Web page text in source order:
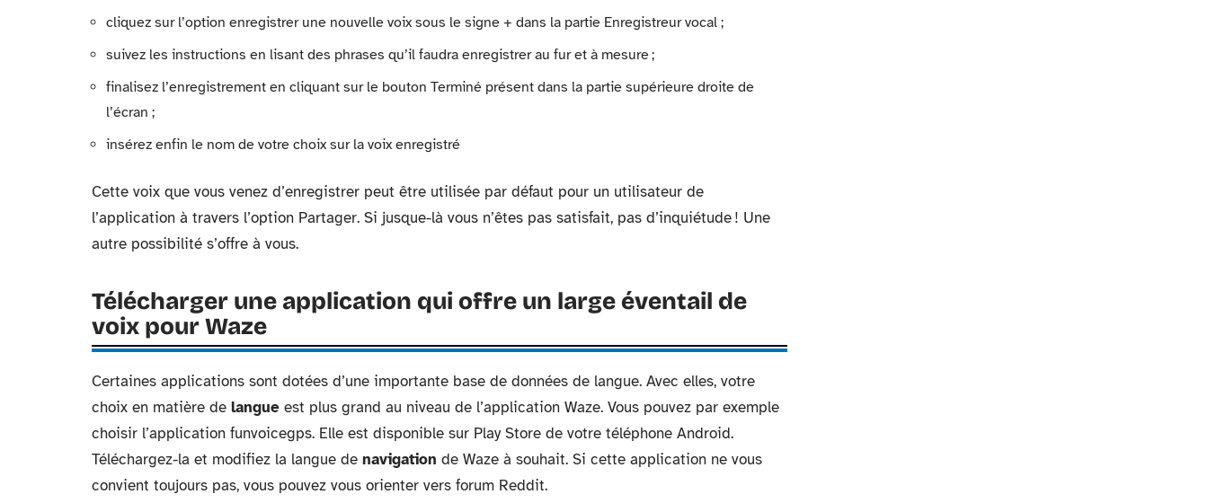
cliquez sur l’option enregistrer une nouvelle voix sous le signe + dans la partie Enregistreur vocal ;
suivez les instructions en lisant des phrases qu’il faudra enregistrer au fur et à mesure ;
finalisez l’enregistrement en cliquant sur le bouton Terminé présent dans la partie supérieure droite de
l’écran ;
insérez enfin le nom de votre choix sur la voix enregistré
Cette voix que vous venez d’enregistrer peut être utilisée par défaut pour un utilisateur de
l’application à travers l’option Partager. Si jusque-là vous n’êtes pas satisfait, pas d’inquiétude ! Une
autre possibilité s’offre à vous.
Télécharger une application qui offre un large éventail de
voix pour Waze
Certaines applications sont dotées d’une importante base de données de langue. Avec elles, votre
choix en matière de langue est plus grand au niveau de l’application Waze. Vous pouvez par exemple
choisir l’application funvoicegps. Elle est disponible sur Play Store de votre téléphone Android.
Téléchargez-la et modifiez la langue de navigation de Waze à souhait. Si cette application ne vous
convient toujours pas, vous pouvez vous orienter vers forum Reddit.